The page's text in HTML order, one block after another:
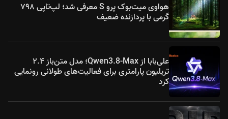
هواوی میت‌بوک پرو S معرفی شد؛ لپ‌تاپی ۷۹۸
گرمی با پردازنده ضعیف
علی‌بابا از Qwen3.8-Max؛ مدل متن‌باز ۲.۴
تریلیون پارامتری برای فعالیت‌های طولانی رونمایی
کرد